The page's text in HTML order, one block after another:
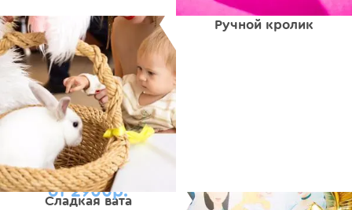
Ручной кролик
Сладкая вата
от 2900р.